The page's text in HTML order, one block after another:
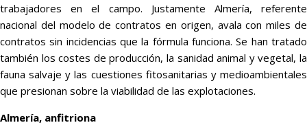
trabajadores en el campo. Justamente Almería, referente
nacional del modelo de contratos en origen, avala con miles de
contratos sin incidencias que la fórmula funciona. Se han tratado
también los costes de producción, la sanidad animal y vegetal, la
fauna salvaje y las cuestiones fitosanitarias y medioambientales
que presionan sobre la viabilidad de las explotaciones.
Almería, anfitriona